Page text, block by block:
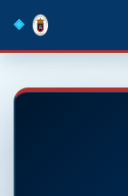
navigation